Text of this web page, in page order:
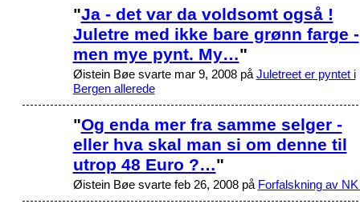
"Ja - det var da voldsomt også !
Juletre med ikke bare grønn farge -
men mye pynt. My…"
Øistein Bøe svarte mar 9, 2008 på Juletreet er pyntet i
Bergen allerede
"Og enda mer fra samme selger -
eller hva skal man si om denne til
utrop 48 Euro ?…"
Øistein Bøe svarte feb 26, 2008 på Forfalskning av